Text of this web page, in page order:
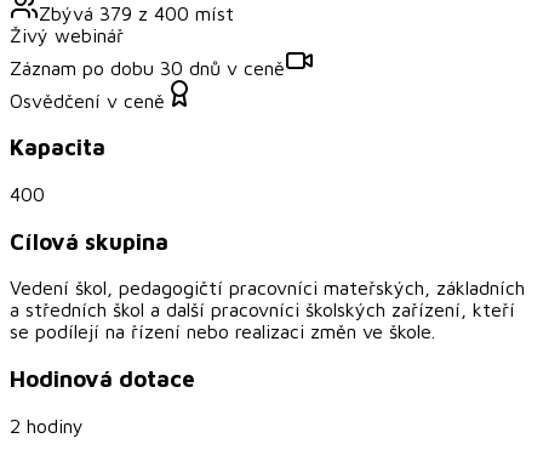
Zbývá 379 z 400 míst
Živý webinář
Záznam po dobu 30 dnů v ceně
Osvědčení v ceně
Kapacita
400
Cílová skupina
Vedení škol, pedagogičtí pracovníci mateřských, základních
a středních škol a další pracovníci školských zařízení, kteří
se podílejí na řízení nebo realizaci změn ve škole.
Hodinová dotace
2 hodiny